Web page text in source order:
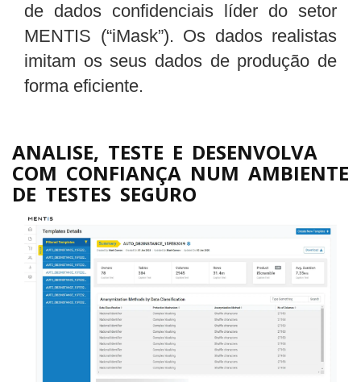
de dados confidenciais líder do setor
MENTIS (“iMask”). Os dados realistas
imitam os seus dados de produção de
forma eficiente.
ANALISE, TESTE E DESENVOLVA
COM CONFIANÇA NUM AMBIENTE
DE TESTES SEGURO